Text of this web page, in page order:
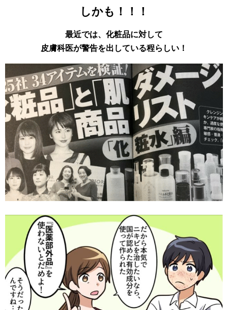
しかも！！！
最近では、化粧品に対して
皮膚科医が警告を出している程らしい！